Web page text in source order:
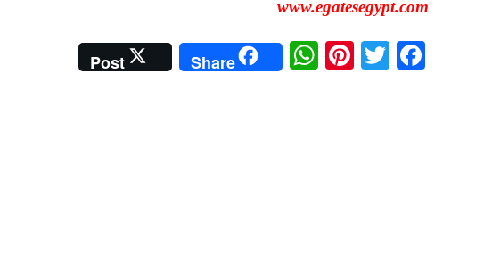
www.egatesegypt.com
Fa
T
Pi
W
ha
Share
Post